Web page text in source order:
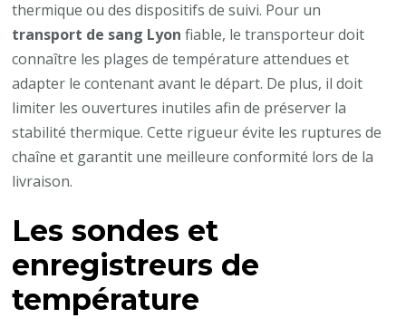
thermique ou des dispositifs de suivi. Pour un
transport de sang Lyon fiable, le transporteur doit
connaître les plages de température attendues et
adapter le contenant avant le départ. De plus, il doit
limiter les ouvertures inutiles afin de préserver la
stabilité thermique. Cette rigueur évite les ruptures de
chaîne et garantit une meilleure conformité lors de la
livraison.
Les sondes et
enregistreurs de
température